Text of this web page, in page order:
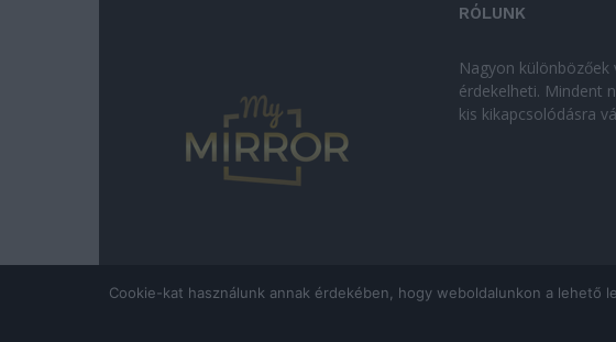
RÓLUNK
Nagyon
érdekelheti. Mindent
kis kikapcsolódásra
Cookie-kat használunk annak érdekében, hogy weboldalunkon a